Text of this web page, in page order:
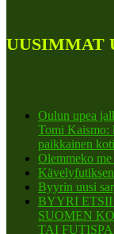
UUSIMMAT
Oulun upea
Tomi Kaismo:
paikkainen
Olemmeko
Kävelyfutiksen
Byyrin uusi
BYYRI
SUOMEN
TAI